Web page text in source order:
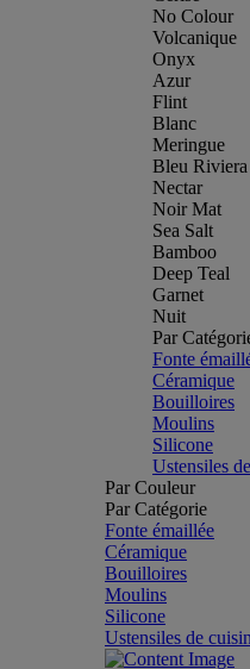
No Colour
Volcanique
Onyx
Azur
Flint
Blanc
Meringue
Bleu Riviera
Nectar
Noir Mat
Sea Salt
Bamboo
Deep Teal
Garnet
Nuit
Par
Fonte
Céramique
Bouilloires
Moulins
Silicone
Ustensiles
Par Couleur
Par Catégorie
Fonte émaillée
Céramique
Bouilloires
Moulins
Silicone
Ustensiles de